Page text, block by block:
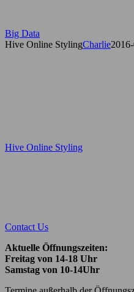
Big Data
Hive Online StylingCharlie
Hive Online Styling
Contact Us
Aktuelle Öffnungszeiten:
Freitag von 14-18 Uhr
Samstag von 10-14Uhr